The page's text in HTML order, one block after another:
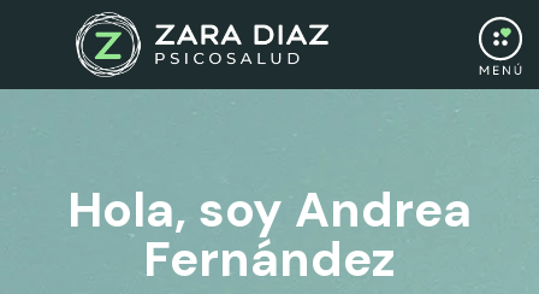
Hola, soy Andrea
Fernández